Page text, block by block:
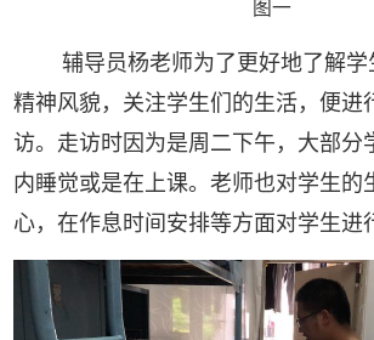
图一
辅导员杨老师为了更好地了解学
精神风貌，关注学生们的生活，便进
访。走访时因为是周二下午，大部分
内睡觉或是在上课。老师也对学生的
心，在作息时间安排等方面对学生进